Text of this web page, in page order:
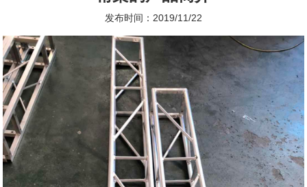
发布时间：2019/11/22